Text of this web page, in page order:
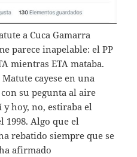
a Cuca Gamarra
parece inapelable: el PP
mientras ETA mataba.
cayese en una
su pegunta al aire
y hoy, no, estiraba el
1998. Algo que el
rebatido siempre que se
afirmado